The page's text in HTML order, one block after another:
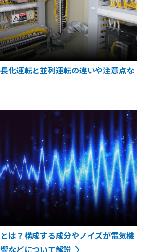
化運転と並列運転の違いや注意点な
は？構成する成分やノイズが電気機
などについて解説